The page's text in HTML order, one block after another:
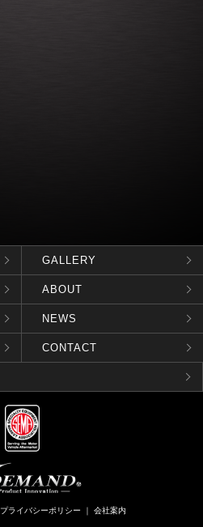
GALLERY
ABOUT
NEWS
CONTACT
プライバシーポリシー 会社案内